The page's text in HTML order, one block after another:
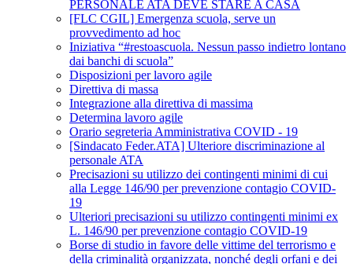
PERSONALE ATA DEVE STARE A CASA
[FLC CGIL] Emergenza scuola, serve un
provvedimento ad hoc
Iniziativa “#restoascuola. Nessun passo indietro lontano
dai banchi di scuola”
Disposizioni per lavoro agile
Direttiva di massa
Integrazione alla direttiva di massima
Determina lavoro agile
Orario segreteria Amministrativa COVID - 19
[Sindacato Feder.ATA] Ulteriore discriminazione al
personale ATA
Precisazioni su utilizzo dei contingenti minimi di cui
alla Legge 146/90 per prevenzione contagio COVID-
19
Ulteriori precisazioni su utilizzo contingenti minimi ex
L. 146/90 per prevenzione contagio COVID-19
Borse di studio in favore delle vittime del terrorismo e
della criminalità organizzata, nonché degli orfani e dei